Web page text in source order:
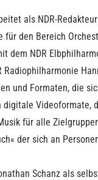
als NDR-
den Bereich
NDR
Radiophilharmonie
und Formaten, die
digitale Videoformate,
für alle
der sich an
Schanz als